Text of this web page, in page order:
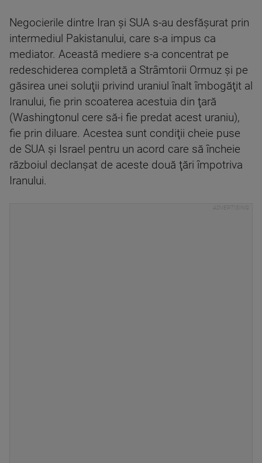
Negocierile dintre Iran şi SUA s-au desfăşurat prin
intermediul Pakistanului, care s-a impus ca
mediator. Această mediere s-a concentrat pe
redeschiderea completă a Strâmtorii Ormuz şi pe
găsirea unei soluţii privind uraniul înalt îmbogăţit al
Iranului, fie prin scoaterea acestuia din ţară
(Washingtonul cere să-i fie predat acest uraniu),
fie prin diluare. Acestea sunt condiţii cheie puse
de SUA şi Israel pentru un acord care să încheie
războiul declanşat de aceste două ţări împotriva
Iranului.